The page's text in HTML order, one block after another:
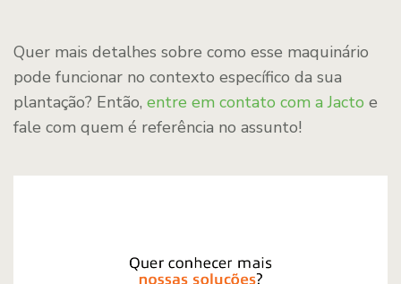
Quer mais detalhes sobre como esse maquinário
pode funcionar no contexto específico da sua
plantação? Então, entre em contato com a Jacto e
fale com quem é referência no assunto!